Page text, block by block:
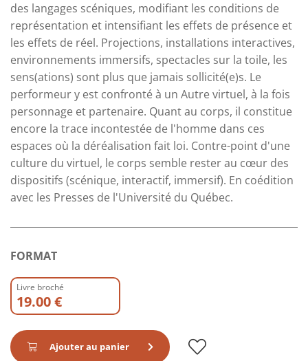
des langages scéniques, modifiant les conditions de
représentation et intensifiant les effets de présence et
les effets de réel. Projections, installations interactives,
environnements immersifs, spectacles sur la toile, les
sens(ations) sont plus que jamais sollicité(e)s. Le
performeur y est confronté à un Autre virtuel, à la fois
personnage et partenaire. Quant au corps, il constitue
encore la trace incontestée de l'homme dans ces
espaces où la déréalisation fait loi. Contre-point d'une
culture du virtuel, le corps semble rester au cœur des
dispositifs (scénique, interactif, immersif). En coédition
avec les Presses de l'Université du Québec.
FORMAT
Livre broché
19.00 €
Ajouter au panier